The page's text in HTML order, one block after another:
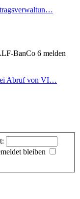
BanCo 6 melden
Abruf von VI…
bleiben